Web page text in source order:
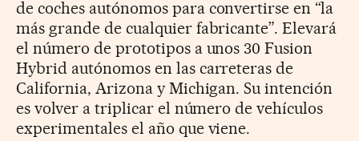
de coches autónomos para convertirse en “la
más grande de cualquier fabricante”. Elevará
el número de prototipos a unos 30 Fusion
Hybrid autónomos en las carreteras de
California, Arizona y Michigan. Su intención
es volver a triplicar el número de vehículos
experimentales el año que viene.